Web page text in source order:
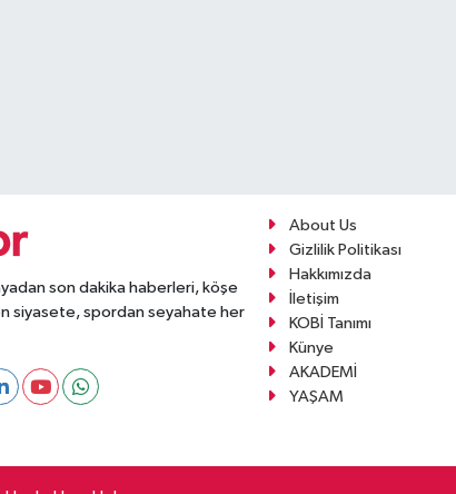
son dakika haberleri, köşe
siyasete, spordan seyahate her
About Us
Gizlilik Politikası
Hakkımızda
İletişim
KOBİ Tanımı
Künye
AKADEMİ
YAŞAM